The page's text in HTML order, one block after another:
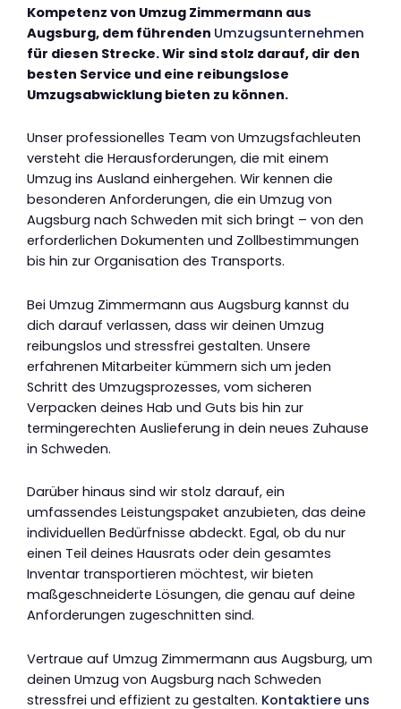
Kompetenz von Umzug Zimmermann aus
Augsburg, dem führenden Umzugsunternehmen
für diesen Strecke. Wir sind stolz darauf, dir den
besten Service und eine reibungslose
Umzugsabwicklung bieten zu können.
Unser professionelles Team von Umzugsfachleuten
versteht die Herausforderungen, die mit einem
Umzug ins Ausland einhergehen. Wir kennen die
besonderen Anforderungen, die ein Umzug von
Augsburg nach Schweden mit sich bringt – von den
erforderlichen Dokumenten und Zollbestimmungen
bis hin zur Organisation des Transports.
Bei Umzug Zimmermann aus Augsburg kannst du
dich darauf verlassen, dass wir deinen Umzug
reibungslos und stressfrei gestalten. Unsere
erfahrenen Mitarbeiter kümmern sich um jeden
Schritt des Umzugsprozesses, vom sicheren
Verpacken deines Hab und Guts bis hin zur
termingerechten Auslieferung in dein neues Zuhause
in Schweden.
Darüber hinaus sind wir stolz darauf, ein
umfassendes Leistungspaket anzubieten, das deine
individuellen Bedürfnisse abdeckt. Egal, ob du nur
einen Teil deines Hausrats oder dein gesamtes
Inventar transportieren möchtest, wir bieten
maßgeschneiderte Lösungen, die genau auf deine
Anforderungen zugeschnitten sind.
Vertraue auf Umzug Zimmermann aus Augsburg, um
deinen Umzug von Augsburg nach Schweden
stressfrei und effizient zu gestalten. Kontaktiere uns